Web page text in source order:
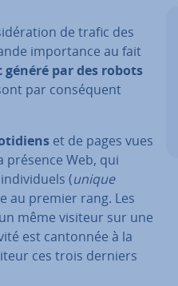
de trafic des
im­por­tance au fait
par des robots
par con­sé­quent
et de pages vues
Web, qui
(unique
au premier rang. Les
même visiteur sur une
est cantonnée à la
ces trois derniers